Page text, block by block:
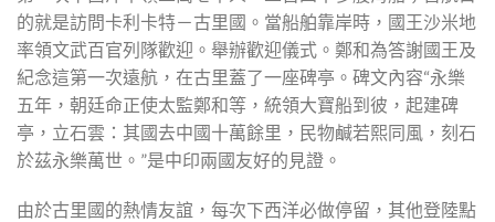
的就是訪問卡利卡特－古里國。當船舶靠岸時，國王沙米地
率領文武百官列隊歡迎。舉辦歡迎儀式。鄭和為答謝國王及
紀念這第一次遠航，在古里蓋了一座碑亭。碑文內容“永樂
五年，朝廷命正使太監鄭和等，統領大寶船到彼，起建碑
亭，立石雲：其國去中國十萬餘里，民物鹹若熙同風，刻石
於茲永樂萬世。”是中印兩國友好的見證。
由於古里國的熱情友誼，每次下西洋必做停留，其他登陸點